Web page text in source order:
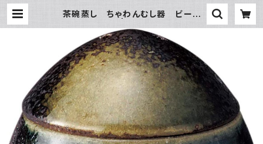
茶碗蒸し ちゃわんむし器 ビード